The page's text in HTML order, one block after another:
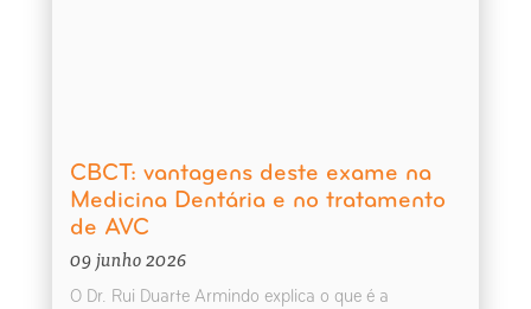
CBCT: vantagens deste exame na
Medicina Dentária e no tratamento
de AVC
09 junho 2026
O Dr. Rui Duarte Armindo explica o que é a